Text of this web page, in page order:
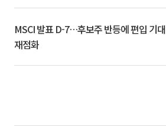
MSCI 발표 D-7…후보주 반등에 편입 기대
재점화